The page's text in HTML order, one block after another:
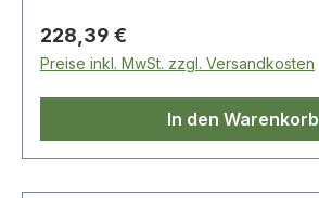
Regulärer Preis:
228,39 €
Preise inkl. MwSt. zzgl. Versandkosten
In den Warenkorb